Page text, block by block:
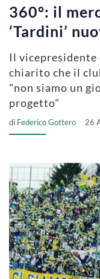
360°: il
‘Tardini’
Il vicepresidente
chiarito che il
"non siamo un
progetto"
di Federico Gottero 26